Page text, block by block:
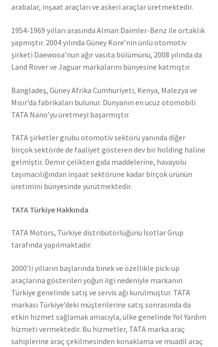
arabalar, inşaat araçları ve askeri araçlar üretmektedir.
1954-1969 yılları arasında Alman Daimler-Benz ile ortaklık
yapmıştır. 2004 yılında Güney Kore’nin ünlü otomotiv
şirketi Daewooa’nun ağır vasıta bölümünü, 2008 yılında da
Land Rover ve Jaguar markalarını bünyesine katmıştır.
Bangladeş, Güney Afrika Cumhuriyeti, Kenya, Malezya ve
Mısır’da fabrikaları bulunur. Dünyanın en ucuz otomobili
TATA Nano’yu üretmeyi başarmıştır.
TATA şirketler grubu otomotiv sektörü yanında diğer
birçok sektörde de faaliyet gösteren dev bir holding haline
gelmiştir. Demir çelikten gıda maddelerine, havayolu
taşımacılığından inşaat sektörüne kadar birçok ürünün
üretimini bünyesinde yürütmektedir.
TATA Türkiye Hakkında
TATA Motors, Türkiye distribütörlüğünü İsotlar Grup
tarafında yapılmaktadır.
2000’li yılların başlarında binek ve özellikle pick-up
araçlarına gösterilen yoğun ilgi nedeniyle markanın
Türkiye genelinde satış ve servis ağı kurulmuştur. TATA
markası Türkiye’deki müşterilerine satış sonrasında da
etkin hizmet sağlamak amacıyla, ülke genelinde Yol Yardım
hizmeti vermektedir. Bu hizmetler, TATA marka araç
sahiplerine araç çekilmesinden konaklama ve muadil araç